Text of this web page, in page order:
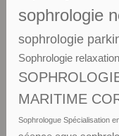
sophrologie
sophrologie
Sophrologie
MARITIME
Sophrologue Spécialisation